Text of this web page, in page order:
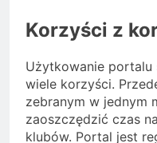
Korzyści z
Użytkowanie portalu
wiele korzyści.
zebranym w jednym
zaoszczędzić czas
klubów. Portal jest